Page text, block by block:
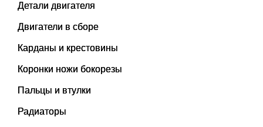
Детали двигателя
Двигатели в сборе
Карданы и крестовины
Коронки ножи бокорезы
Пальцы и втулки
Радиаторы